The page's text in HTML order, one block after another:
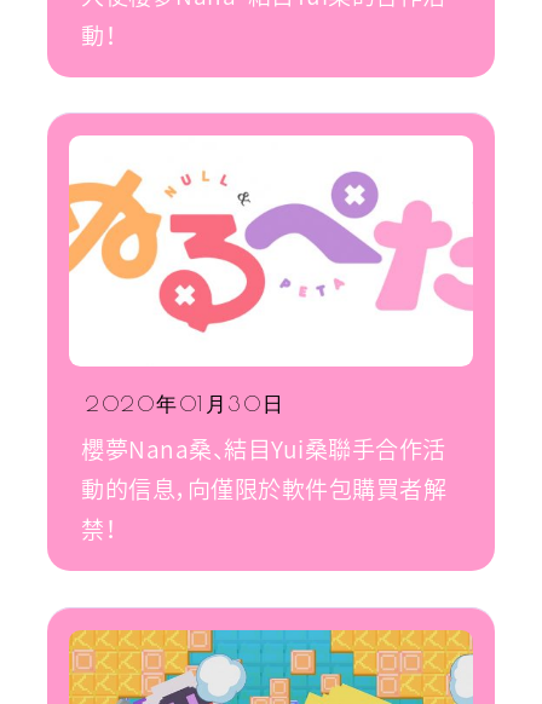
動！
2020年01月30日
櫻夢Nana桑、結目Yui桑聯手合作活
動的信息，向僅限於軟件包購買者解
禁！